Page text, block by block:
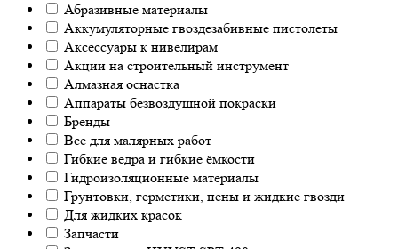
Абразивные материалы
Аккумуляторные гвоздезабивные пистолеты
Аксессуары к нивелирам
Акции на строительный инструмент
Алмазная оснастка
Аппараты безвоздушной покраски
Бренды
Все для малярных работ
Гибкие ведра и гибкие ёмкости
Гидроизоляционные материалы
Грунтовки, герметики, пены и жидкие гвозди
Для жидких красок
Запчасти